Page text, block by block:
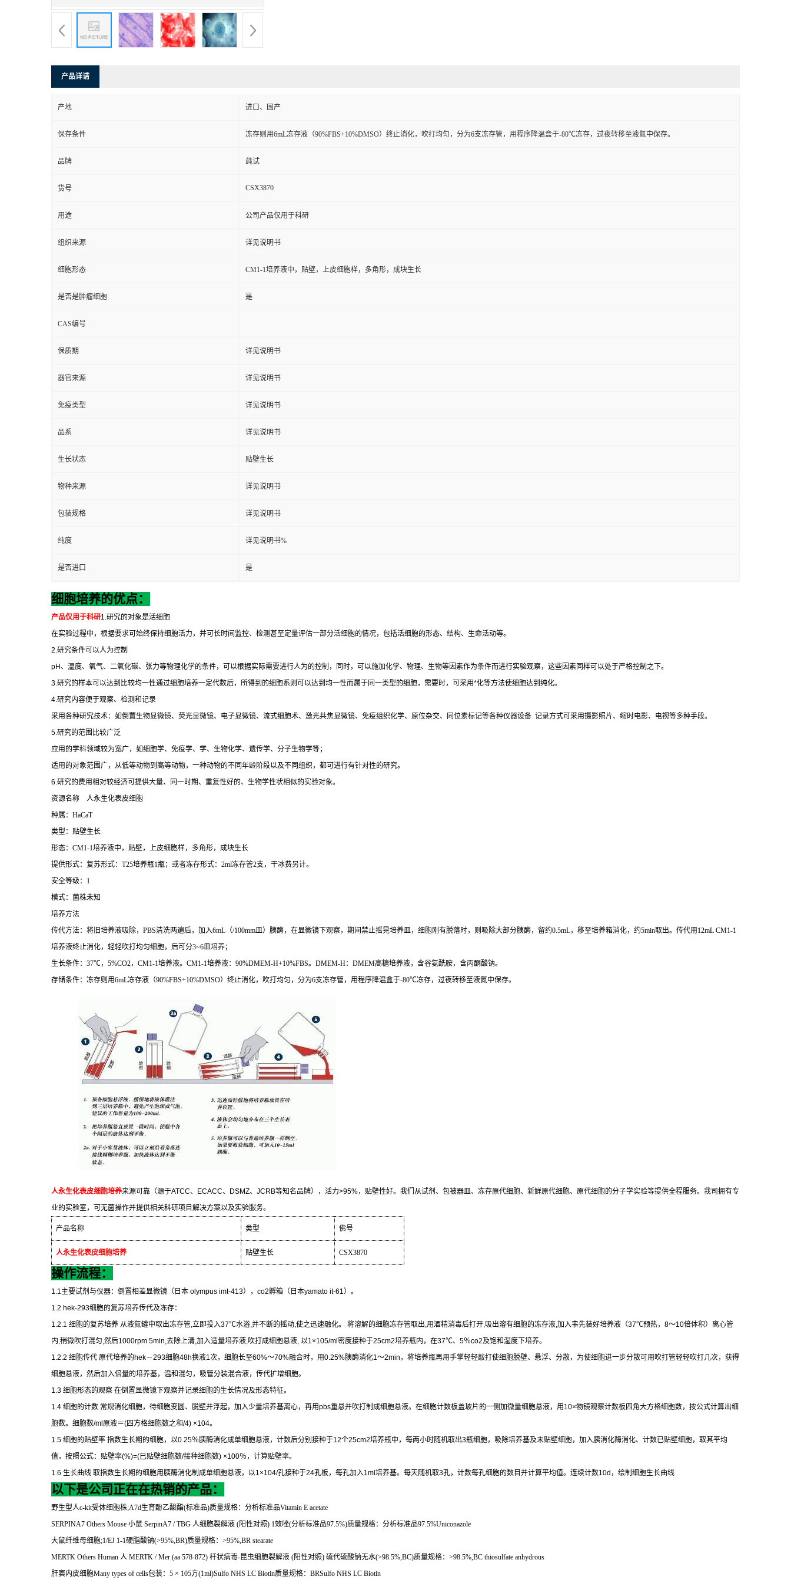
产品详请
产地 进口、国产
保存条件 冻存则用6mL冻存液（90%FBS+10%DMSO）终止消化，吹打均匀，分为6支冻存管，用程序降温盒于-80℃冻存，过夜转移至液氮中保存。
品牌 莼试
货号 CSX3870
用途 公司产品仅用于科研
组织来源 详见说明书
细胞形态 CM1-1培养液中，贴壁，上皮细胞样，多角形，成块生长
是否是肿瘤细胞 是
CAS编号
保质期 详见说明书
器官来源 详见说明书
免疫类型 详见说明书
品系 详见说明书
生长状态 贴壁生长
物种来源 详见说明书
包装规格 详见说明书
纯度 详见说明书%
是否进口 是
细胞培养的优点：
产品仅用于科研1. 研究的对象是活细胞
在实验过程中，根据要求可始终保持细胞活力，并可长时间监控、检测甚至定量评估一部分活细胞的情况，包括活细胞的形态、结构、生命活动等。
2. 研究条件可以人为控制
pH、温度、氧气、二氧化碳、张力等物理化学的条件，可以根据实际需要进行人为的控制，同时，可以施加化学、物理、生物等因素作为条件而进行实验观察，这些因素同样可以处于严格控制之下。
3. 研究的样本可以达到比较均一性通过细胞培养一定代数后，所得到的细胞系则可以达到均一性而属于同一类型的细胞，需要时，可采用*化等方法使细胞达到纯化。
4. 研究内容便于观察、检测和记录
采用各种研究技术：如倒置生物显微镜、荧光显微镜、电子显微镜、流式细胞术、激光共焦显微镜、免疫组织化学、原位杂交、同位素标记等各种仪器设备 记录方式可采用摄影照片、缩时电影、电视等多种手段。
5. 研究的范围比较广泛
应用的学科领域较为宽广，如细胞学、免疫学、学、生物化学、遗传学、分子生物学等；
适用的对象范围广，从低等动物到高等动物，一种动物的不同年龄阶段以及不同组织，都可进行有针对性的研究。
6. 研究的费用相对较经济可提供大量、同一时期、重复性好的、生物学性状相似的实验对象。
资源名称 人永生化表皮细胞
种属： HaCaT
类型：贴壁生长
形态： CM1-1培养液中，贴壁，上皮细胞样，多角形，成块生长
提供形式：复苏形式： T25培养瓶1瓶；或者冻存形式： 2ml冻存管2支，干冰费另计。
安全等级： 1
模式：菌株未知
培养方法
传代方法：将旧培养液吸除， PBS清洗两遍后，加入6mL （/100mm皿）胰酶，在显微镜下观察，期间禁止摇晃培养皿，细胞刚有脱落时，则吸除大部分胰酶，留约0.5mL，移至培养箱消化，约5min取出。传代用 12mL CM1-1
培养液终止消化，轻轻吹打均匀细胞，后可分3~6皿培养；
生长条件： 37℃， 5%CO2， CM1-1培养液。 CM1-1培养液： 90%DMEM-H+10%FBS。 DMEM-H： DMEM高糖培养液，含谷氨酰胺，含丙酮酸钠。
存储条件：冻存则用6mL冻存液（90%FBS+10%DMSO）终止消化，吹打均匀，分为6支冻存管，用程序降温盒于-80℃冻存，过夜转移至液氮中保存。
人永生化表皮细胞培养来源可靠（源于ATCC、 ECACC、 DSMZ、 JCRB等知名品牌），活力>95%，贴壁性好。我们从试剂、包被器皿、冻存原代细胞、新鲜原代细胞、原代细胞的分子学实验等提供全程服务。我司拥有专
业的实验室，可无菌操作并提供相关科研项目解决方案以及实验服务。
产品名称 类型 佛号
人永生化表皮细胞培养 贴壁生长 CSX3870
操作流程：
1.1 主要试剂与仪器：倒置相差显微镜（日本 olympus imt-413）， co2孵箱（日本yamato it-61 ）。
1.2 hek-293细胞的复苏培养传代及冻存：
1.2.1 细胞的复苏培养 从液氮罐中取出冻存管 立即投入37℃水浴 并不断的摇动 使之迅速融化。 将溶解的细胞冻存管取出 用酒精消毒后打开 吸出溶有细胞的冻存液 加入事先装好培养液（37℃预热， 8～10倍体积）离心管
内 稍微吹打混匀 然后1000rpm 5min, 去除上清 加入适量培养液 吹打成细胞悬液 以1×105/ml密度接种于25cm2培养瓶内，在37℃、 5％co2及饱和湿度下培养。
1.2.2 细胞传代 原代培养的hek－293细胞48h换液1 次，细胞长至60%～70%融合时，用0.25%胰酶消化1 ～2min ，将培养瓶再用手掌轻轻敲打使细胞脱壁、悬浮、分散，为使细胞进一步分散可用吹打管轻轻吹打几次，获得
细胞悬液，然后加入倍量的培养基，温和混匀，吸管分装混合液，传代扩增细胞。
1.3 细胞形态的观察 在倒置显微镜下观察并记录细胞的生长情况及形态特征。
1.4 细胞的计数 常规消化细胞，待细胞变圆、脱壁并浮起，加入少量培养基离心，再用pbs重悬并吹打制成细胞悬液。在细胞计数板盖玻片的一侧加微量细胞悬液，用 10×物镜观察计数板四角大方格细胞数，按公式计算出细
胞数。细胞数/ml原液＝(四方格细胞数之和/4) ×104。
1.5 细胞的贴壁率 指数生长期的细胞，以0.25％胰酶消化成单细胞悬液，计数后分别接种于12个25cm2培养瓶中，每两小时随机取出3瓶细胞，吸除培养基及未贴壁细胞，加入胰消化酶消化、计数已贴壁细胞，取其平均
值，按照公式：贴壁率(%)=(已贴壁细胞数/接种细胞数) ×100％，计算贴壁率。
1.6 生长曲线 取指数生长期的细胞用胰酶消化制成单细胞悬液，以1×104/孔接种于24孔板，每孔加入1ml培养基。每天随机取3孔，计数每孔细胞的数目并计算平均值。连续计数10d ，绘制细胞生长曲线
以下是公司正在在热销的产品：
野生型人c-kit受体细胞株;A7d生育酚乙酸酯(标准品)质量规格：分析标准品Vitamin E acetate
SERPINA7 Others Mouse 小鼠 SerpinA7 / TBG 人细胞裂解液 (阳性对照) 1效唑(分析标准品97.5%)质量规格：分析标准品97.5%Uniconazole
大鼠纤维母细胞;1/EJ 1-1硬脂酸钠(>95%,BR)质量规格： >95%,BR stearate
MERTK Others Human 人 MERTK / Mer (aa 578-872) 杆状病毒-昆虫细胞裂解液 (阳性对照) 硫代硫酸钠无水(>98.5%,BC)质量规格： >98.5%,BC thiosulfate anhydrous
肝窦内皮细胞Many types of cells包装： 5 × 105方(1ml)Sulfo NHS LC Biotin质量规格： BRSulfo NHS LC Biotin